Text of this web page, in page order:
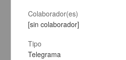
[sin fecha]
Multidisciplina
Colaborador(es)
[sin colaborador]
Tipo
Telegrama